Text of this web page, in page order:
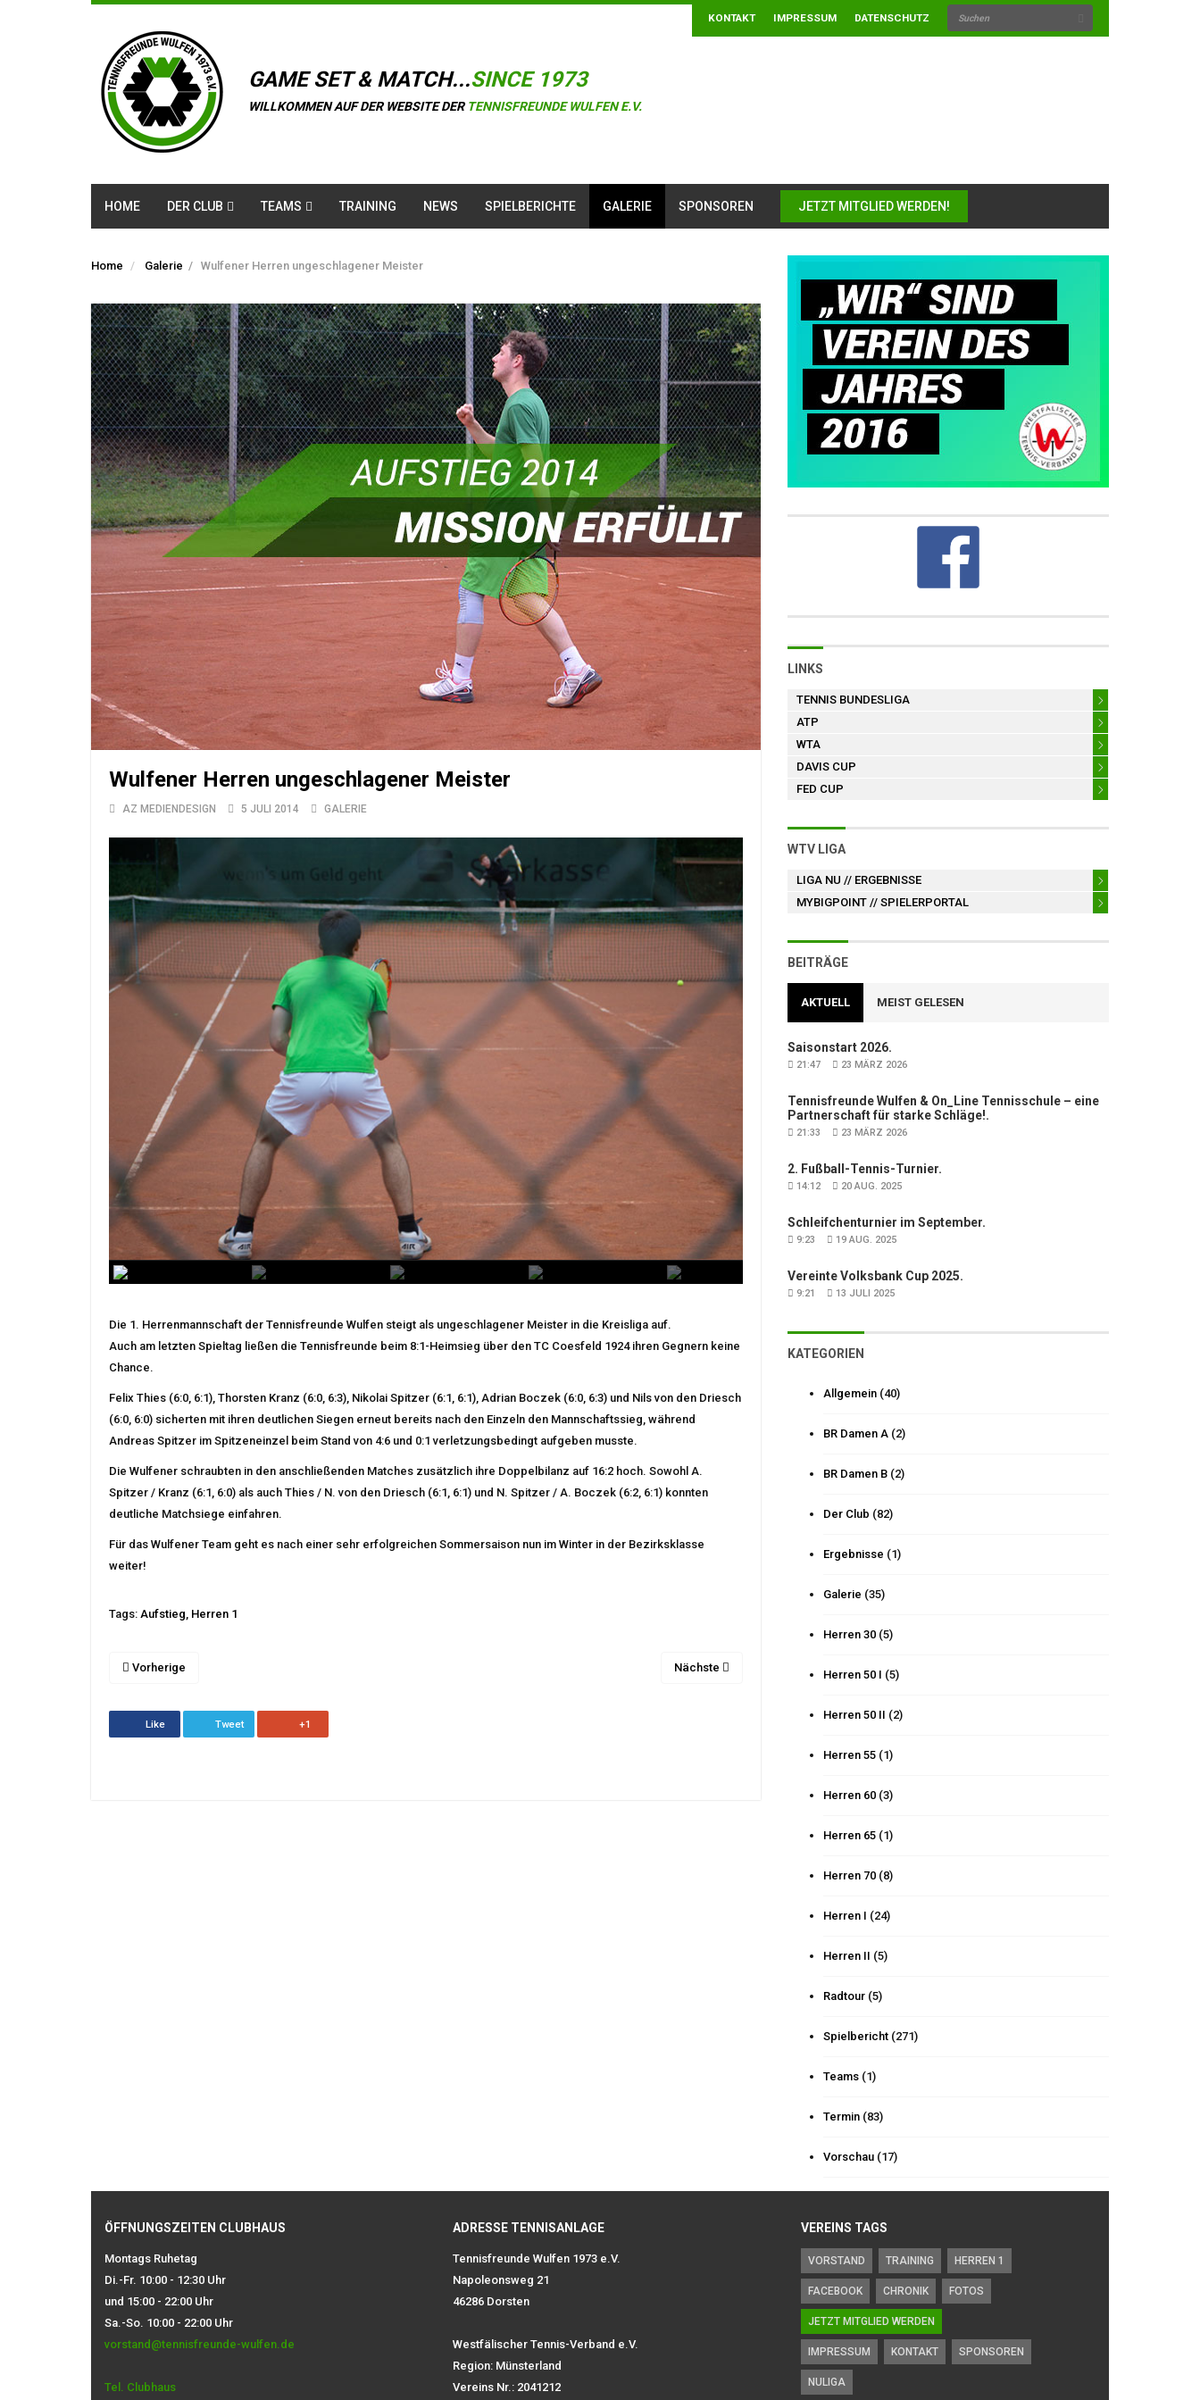
KONTAKT IMPRESSUM DATENSCHUTZ
GAME SET & MATCH...SINCE 1973
WILLKOMMEN AUF DER WEBSITE DER TENNISFREUNDE WULFEN E.V.
HOME DER CLUB TEAMS TRAINING NEWS SPIELBERICHTE GALERIE SPONSOREN JETZT MITGLIED WERDEN!
Home Galerie / Wulfener Herren ungeschlagener Meister
Wulfener Herren ungeschlagener Meister
AZ MEDIENDESIGN 5 JULI 2014 GALERIE
Die 1. Herrenmannschaft der Tennisfreunde Wulfen steigt als ungeschlagener Meister in die Kreisliga auf.
Auch am letzten Spieltag ließen die Tennisfreunde beim 8:1-Heimsieg über den TC Coesfeld 1924 ihren Gegnern keine
Chance.
Felix Thies (6:0, 6:1), Thorsten Kranz (6:0, 6:3), Nikolai Spitzer (6:1, 6:1), Adrian Boczek (6:0, 6:3) und Nils von den Driesch
(6:0, 6:0) sicherten mit ihren deutlichen Siegen erneut bereits nach den Einzeln den Mannschaftssieg, während
Andreas Spitzer im Spitzeneinzel beim Stand von 4:6 und 0:1 verletzungsbedingt aufgeben musste.
Die Wulfener schraubten in den anschließenden Matches zusätzlich ihre Doppelbilanz auf 16:2 hoch. Sowohl A.
Spitzer / Kranz (6:1, 6:0) als auch Thies / N. von den Driesch (6:1, 6:1) und N. Spitzer / A. Boczek (6:2, 6:1) konnten
deutliche Matchsiege einfahren.
Für das Wulfener Team geht es nach einer sehr erfolgreichen Sommersaison nun im Winter in der Bezirksklasse
weiter!
Tags: Aufstieg, Herren 1
Vorherige Nächste
Like Tweet +1
LINKS
TENNIS BUNDESLIGA
ATP
WTA
DAVIS CUP
FED CUP
WTV LIGA
LIGA NU // ERGEBNISSE
MYBIGPOINT // SPIELERPORTAL
BEITRÄGE
AKTUELL MEIST GELESEN
Saisonstart 2026.
21:47 23 MÄRZ 2026
Tennisfreunde Wulfen & On_Line Tennisschule – eine
Partnerschaft für starke Schläge!.
21:33 23 MÄRZ 2026
2. Fußball-Tennis-Turnier.
14:12 20 AUG. 2025
Schleifchenturnier im September.
9:23 19 AUG. 2025
Vereinte Volksbank Cup 2025.
9:21 13 JULI 2025
KATEGORIEN
Allgemein (40)
BR Damen A (2)
BR Damen B (2)
Der Club (82)
Ergebnisse (1)
Galerie (35)
Herren 30 (5)
Herren 50 I (5)
Herren 50 II (2)
Herren 55 (1)
Herren 60 (3)
Herren 65 (1)
Herren 70 (8)
Herren I (24)
Herren II (5)
Radtour (5)
Spielbericht (271)
Teams (1)
Termin (83)
Vorschau (17)
ÖFFNUNGSZEITEN CLUBHAUS
Montags Ruhetag
Di.-Fr. 10:00 - 12:30 Uhr
und 15:00 - 22:00 Uhr
Sa.-So. 10:00 - 22:00 Uhr
vorstand@tennisfreunde-wulfen.de
Tel. Clubhaus
ADRESSE TENNISANLAGE
Tennisfreunde Wulfen 1973 e.V.
Napoleonsweg 21
46286 Dorsten
Westfälischer Tennis-Verband e.V.
Region: Münsterland
Vereins Nr.: 2041212
VEREINS TAGS
VORSTAND TRAINING HERREN 1
FACEBOOK CHRONIK FOTOS
JETZT MITGLIED WERDEN
IMPRESSUM KONTAKT SPONSOREN
NULIGA